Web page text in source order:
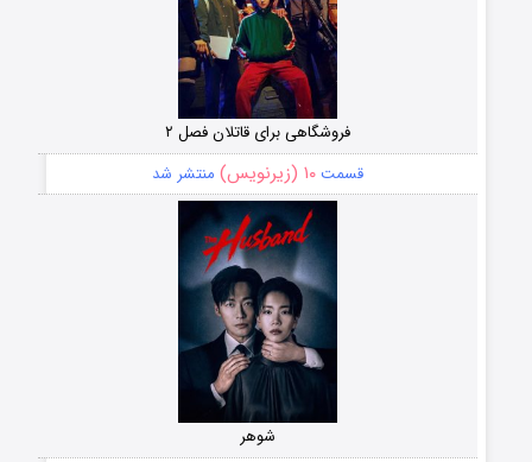
فروشگاهی برای قاتلان فصل ۲
قسمت۱۰ (زیرنویس) منتشر شد
شوهر